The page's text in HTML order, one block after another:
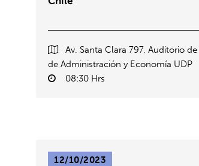
Av. Santa Clara 797, Auditorio
de Administración y Economía UDP
08:30 Hrs
12/10/2023